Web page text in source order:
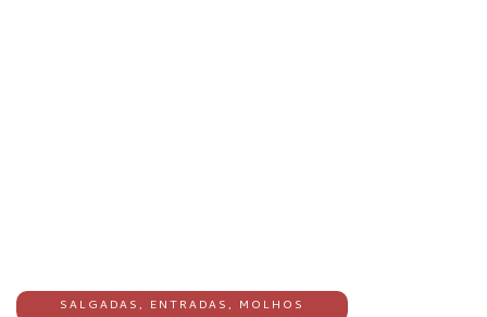
SALGADAS, ENTRADAS, MOLHOS